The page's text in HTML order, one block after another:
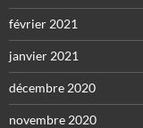
février 2021
janvier 2021
décembre 2020
novembre 2020